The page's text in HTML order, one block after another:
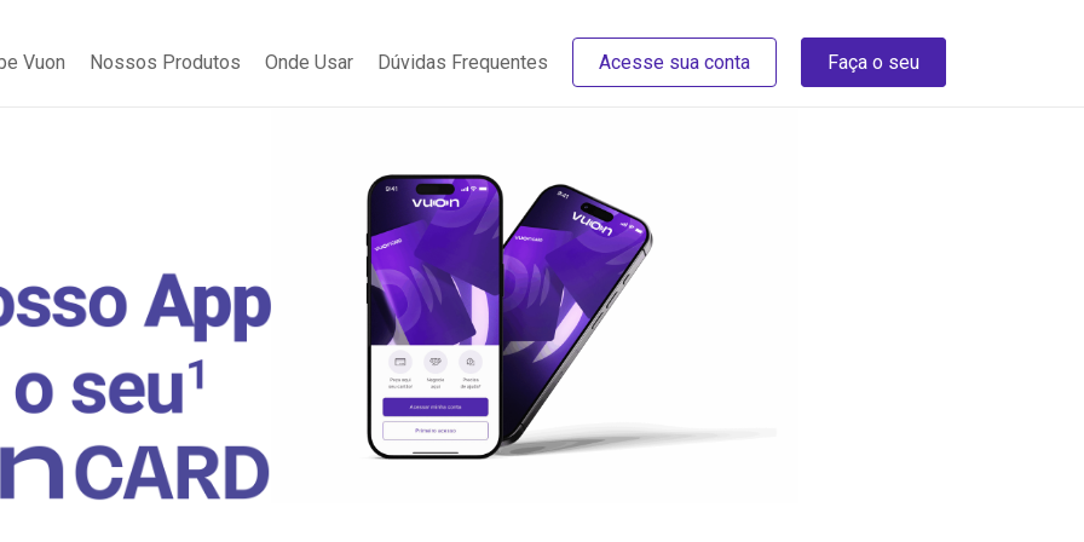
Vuon Nossos Produtos Onde Usar Dúvidas Frequentes Acesse sua conta Faça o seu